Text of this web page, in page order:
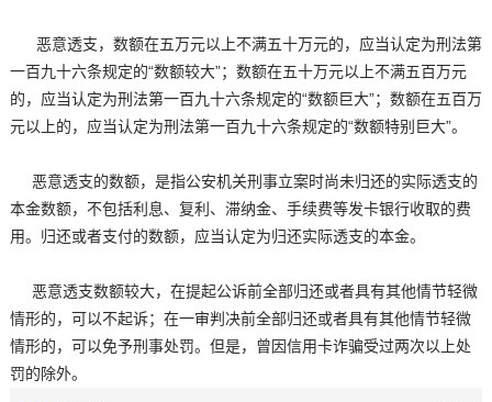
恶意透支，数额在五万元以上不满五十万元的，应当认定为刑法第
一百九十六条规定的“数额较大”；数额在五十万元以上不满五百万元
的，应当认定为刑法第一百九十六条规定的“数额巨大”；数额在五百万
元以上的，应当认定为刑法第一百九十六条规定的“数额特别巨大”。
恶意透支的数额，是指公安机关刑事立案时尚未归还的实际透支的
本金数额，不包括利息、复利、滞纳金、手续费等发卡银行收取的费
用。归还或者支付的数额，应当认定为归还实际透支的本金。
恶意透支数额较大，在提起公诉前全部归还或者具有其他情节轻微
情形的，可以不起诉；在一审判决前全部归还或者具有其他情节轻微
情形的，可以免予刑事处罚。但是，曾因信用卡诈骗受过两次以上处
罚的除外。